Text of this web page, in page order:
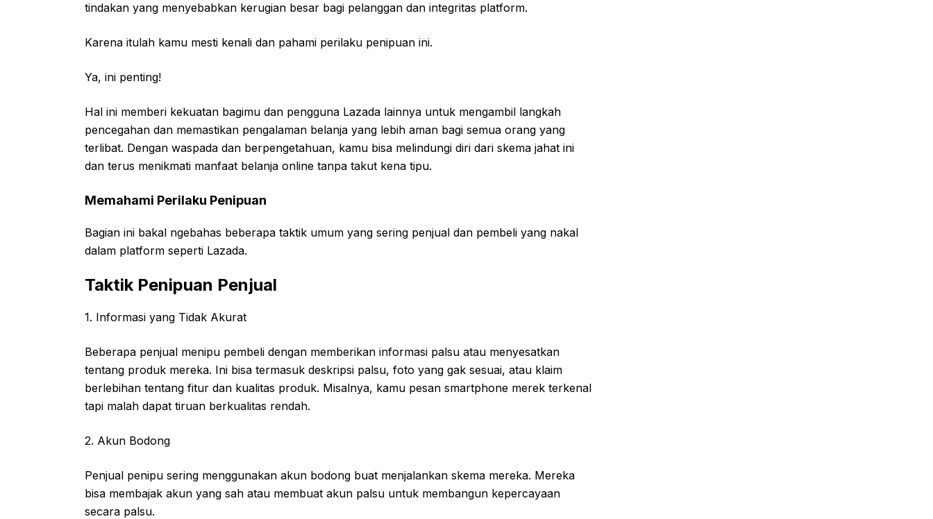
tindakan yang menyebabkan kerugian besar bagi pelanggan dan integritas platform.
Karena itulah kamu mesti kenali dan pahami perilaku penipuan ini.
Ya, ini penting!
Hal ini memberi kekuatan bagimu dan pengguna Lazada lainnya untuk mengambil langkah
pencegahan dan memastikan pengalaman belanja yang lebih aman bagi semua orang yang
terlibat. Dengan waspada dan berpengetahuan, kamu bisa melindungi diri dari skema jahat ini
dan terus menikmati manfaat belanja online tanpa takut kena tipu.
Memahami Perilaku Penipuan
Bagian ini bakal ngebahas beberapa taktik umum yang sering penjual dan pembeli yang nakal
dalam platform seperti Lazada.
Taktik Penipuan Penjual
1. Informasi yang Tidak Akurat
Beberapa penjual menipu pembeli dengan memberikan informasi palsu atau menyesatkan
tentang produk mereka. Ini bisa termasuk deskripsi palsu, foto yang gak sesuai, atau klaim
berlebihan tentang fitur dan kualitas produk. Misalnya, kamu pesan smartphone merek terkenal
tapi malah dapat tiruan berkualitas rendah.
2. Akun Bodong
Penjual penipu sering menggunakan akun bodong buat menjalankan skema mereka. Mereka
bisa membajak akun yang sah atau membuat akun palsu untuk membangun kepercayaan
secara palsu.